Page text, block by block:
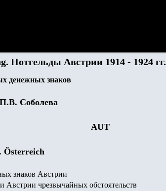
Нотгельды Австрии 1914 - 1924 гг.
денежных знаков
Соболева
AUT
Österreich
знаков Австрии
чрезвычайных обстоятельств